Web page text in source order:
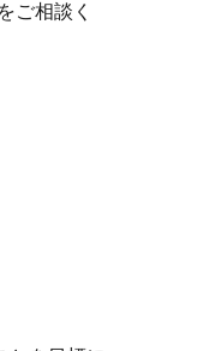
ご相談く